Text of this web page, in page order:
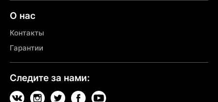
О нас
Контакты
Гарантии
Следите за нами: